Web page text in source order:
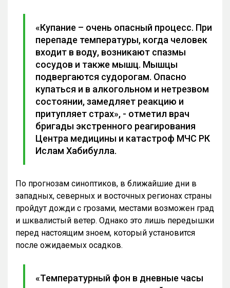
«Купание – очень опасный процесс. При
перепаде температуры, когда человек
входит в воду, возникают спазмы
сосудов и также мышц. Мышцы
подвергаются судорогам. Опасно
купаться и в алкогольном и нетрезвом
состоянии, замедляет реакцию и
притупляет страх», - отметил врач
бригады экстренного реагирования
Центра медицины и катастроф МЧС РК
Ислам Хабибулла.
По прогнозам синоптиков, в ближайшие дни в
западных, северных и восточных регионах страны
пройдут дожди с грозами, местами возможен град
и шквалистый ветер. Однако это лишь передышки
перед настоящим зноем, который установится
после ожидаемых осадков.
«Температурный фон в дневные часы